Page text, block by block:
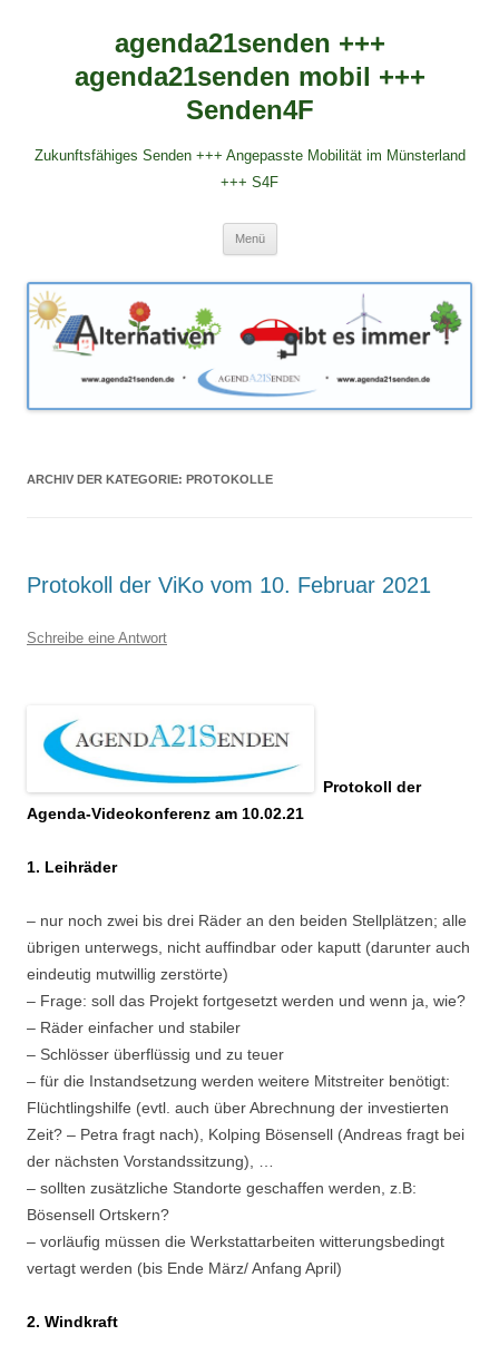
agenda21senden +++
agenda21senden mobil +++
Senden4F
Zukunftsfähiges Senden +++ Angepasste Mobilität im Münsterland
+++ S4F
Menü
ARCHIV DER KATEGORIE: PROTOKOLLE
Protokoll der ViKo vom 10. Februar 2021
Schreibe eine Antwort
Protokoll der
Agenda-Videokonferenz am 10.02.21
1. Leihräder
– nur noch zwei bis drei Räder an den beiden Stellplätzen; alle
übrigen unterwegs, nicht auffindbar oder kaputt (darunter auch
eindeutig mutwillig zerstörte)
– Frage: soll das Projekt fortgesetzt werden und wenn ja, wie?
– Räder einfacher und stabiler
– Schlösser überflüssig und zu teuer
– für die Instandsetzung werden weitere Mitstreiter benötigt:
Flüchtlingshilfe (evtl. auch über Abrechnung der investierten
Zeit? – Petra fragt nach), Kolping Bösensell (Andreas fragt bei
der nächsten Vorstandssitzung), …
– sollten zusätzliche Standorte geschaffen werden, z.B:
Bösensell Ortskern?
– vorläufig müssen die Werkstattarbeiten witterungsbedingt
vertagt werden (bis Ende März/ Anfang April)
2. Windkraft